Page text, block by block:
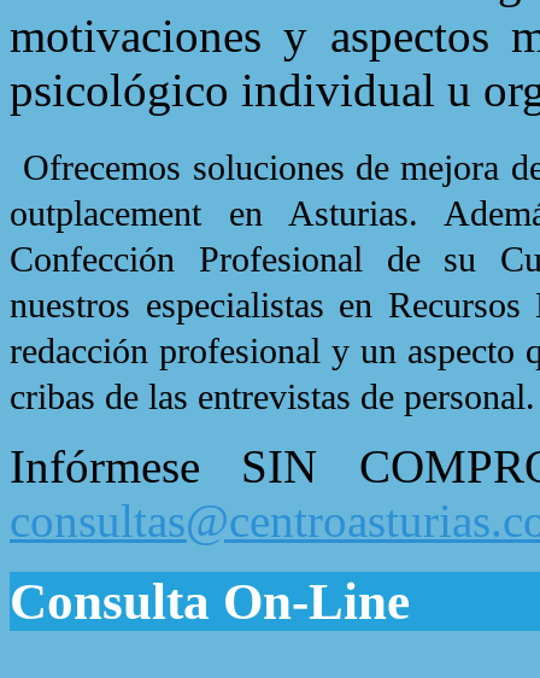
motivaciones y aspectos
psicológico individual u
Ofrecemos soluciones de mejora
outplacement en Asturias.
Confección Profesional de su
nuestros especialistas en
redacción profesional y un aspecto
cribas de las entrevistas de personal.
Infórmese SIN
Consulta On-Line